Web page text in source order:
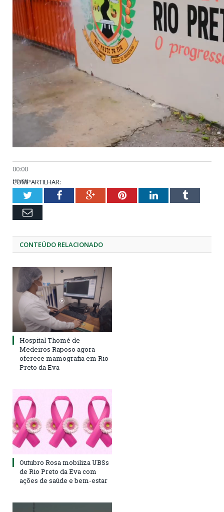
00:00
00:00
01:31
COMPARTILHAR:
TwitterFacebookGoogle+PinterestLinkedInTumblr
Email
CONTEÚDO RELACIONADO
Hospital Thomé de
Medeiros Raposo agora
oferece mamografia em Rio
Preto da Eva
Outubro Rosa mobiliza UBSs
de Rio Preto da Eva com
ações de saúde e bem-estar